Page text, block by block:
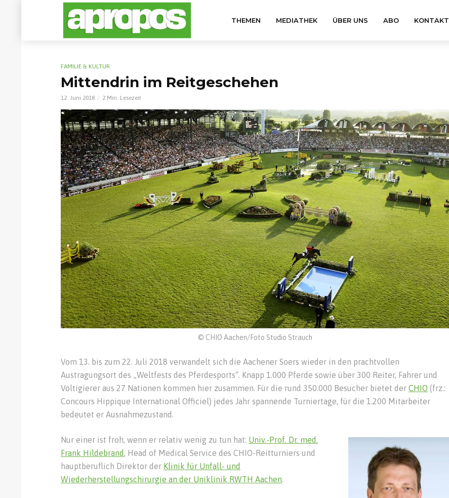
THEMEN MEDIATHEK ÜBER UNS ABO KONTAKT
FAMILIE & KULTUR
Mittendrin im Reitgeschehen
12. Juni 2018 2 Min. Lesezeit
© CHIO Aachen/Foto Studio Strauch
Vom 13. bis zum 22. Juli 2018 verwandelt sich die Aachener Soers wieder in den prachtvollen
Austragungsort des „Weltfests des Pferdesports“. Knapp 1.000 Pferde sowie über 300 Reiter, Fahrer und
Voltigierer aus 27 Nationen kommen hier zusammen. Für die rund 350.000 Besucher bietet der CHIO (frz.:
Concours Hippique International Officiel) jedes Jahr spannende Turniertage, für die 1.200 Mitarbeiter
bedeutet er Ausnahmezustand.
Nur einer ist froh, wenn er relativ wenig zu tun hat: Univ.-Prof. Dr. med.
Frank Hildebrand, Head of Medical Service des CHIO-Reitturniers und
hauptberuflich Direktor der Klinik für Unfall- und
Wiederherstellungschirurgie an der Uniklinik RWTH Aachen.